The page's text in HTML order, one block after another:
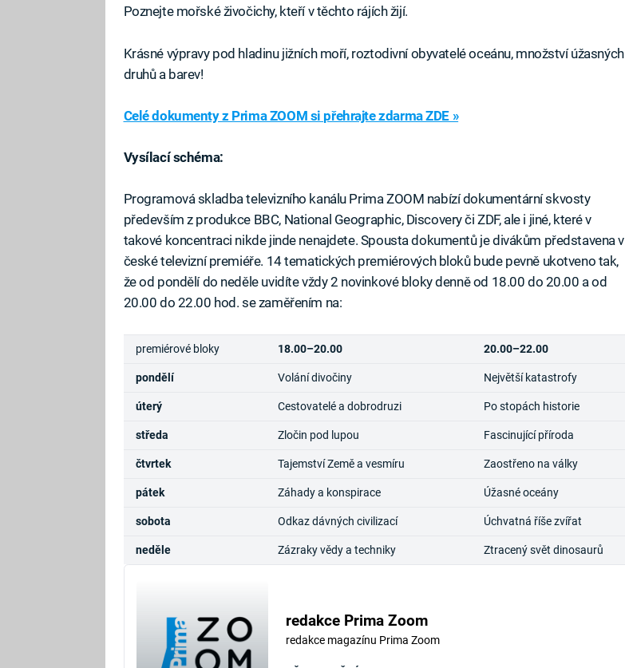
Poznejte mořské živočichy, kteří v těchto rájích žijí.
Krásné výpravy pod hladinu jižních moří, roztodivní obyvatelé oceánu, množství úžasných
druhů a barev!
Celé dokumenty z Prima ZOOM si přehrajte zdarma ZDE »
Vysílací schéma:
Programová skladba televizního kanálu Prima ZOOM nabízí dokumentární skvosty
především z produkce BBC, National Geographic, Discovery či ZDF, ale i jiné, které v
takové koncentraci nikde jinde nenajdete. Spousta dokumentů je divákům představena v
české televizní premiéře. 14 tematických premiérových bloků bude pevně ukotveno tak,
že od pondělí do neděle uvidíte vždy 2 novinkové bloky denně od 18.00 do 20.00 a od
20.00 do 22.00 hod. se zaměřením na:
premiérové bloky 18.00–20.00 20.00–22.00
pondělí Volání divočiny Největší katastrofy
úterý Cestovatelé a dobrodruzi Po stopách historie
středa Zločin pod lupou Fascinující příroda
čtvrtek Tajemství Země a vesmíru Zaostřeno na války
pátek Záhady a konspirace Úžasné oceány
sobota Odkaz dávných civilizací Úchvatná říše zvířat
neděle Zázraky vědy a techniky Ztracený svět dinosaurů
redakce Prima Zoom
redakce magazínu Prima Zoom